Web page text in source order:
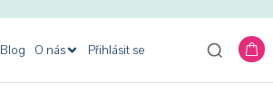
Blog O nás Přihlásit se